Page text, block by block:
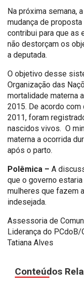
Na próxima semana,
mudança de proposta
contribui para que as
não destorçam os
a deputada.
O objetivo desse
Organização das
mortalidade materna
2015. De acordo
2011, foram
nascidos vivos. O
materna a ocorrida
após o parto.
Polêmica – A
que o governo
mulheres que fazem
indesejada.
Assessoria de
Liderança do PCdoB/
Tatiana Alves
Conteúdos